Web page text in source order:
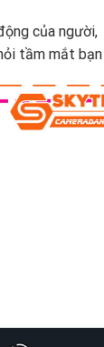
của người,
tầm mắt bạn